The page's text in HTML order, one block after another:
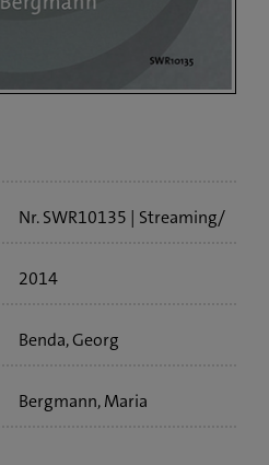
Nr. SWR10135
Streaming/
2014
Benda, Georg
Bergmann, Maria